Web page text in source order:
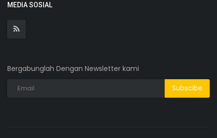
MEDIA SOSIAL
Bergabunglah Dengan Newsletter kami
Subscibe